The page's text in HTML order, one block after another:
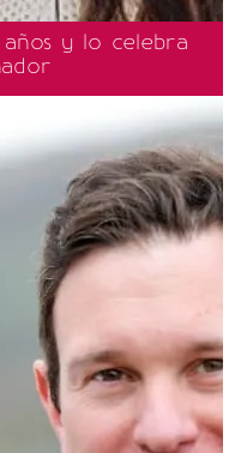
y lo celebra